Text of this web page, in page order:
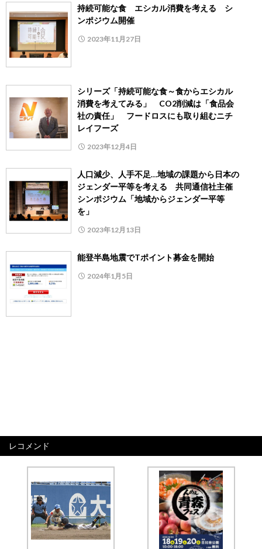
持続可能な食 エシカル消費を考える シ
ンポジウム開催
2023年11月27日
シリーズ「持続可能な食～食からエシカル
消費を考えてみる」 CO2削減は「食品会
社の責任」 フードロスにも取り組むニチ
レイフーズ
2023年12月4日
人口減少、人手不足…地域の課題から日本の
ジェンダー平等を考える 共同通信社主催
シンポジウム「地域からジェンダー平等
を」
2023年12月13日
能登半島地震でTポイント募金を開始
2024年1月5日
レコメンド